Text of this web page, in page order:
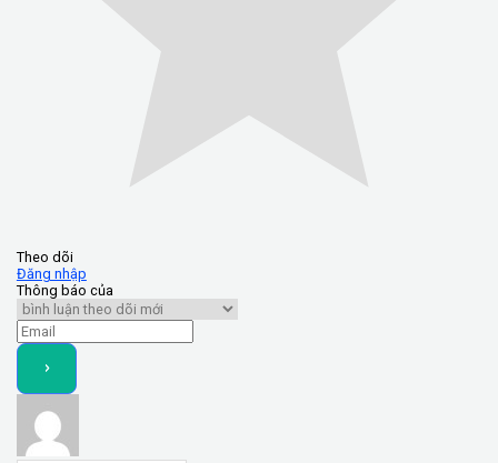
Theo dõi
Đăng nhập
Thông báo của